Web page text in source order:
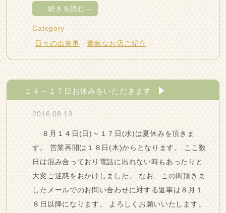
… 続きを読む→
Category
日々の出来事
素敵なお店ご紹介
１４～１７日お休みをいただきます
2016.08.13
８月１４日(日)～１７日(水)は夏休みを頂きま
す。 営業再開は１８日(木)からとなります。 ここ数
日は混み合っており電話に出れない時もあったりと
大変ご迷惑をおかけしました。 なお、この間頂きま
したメールでのお問い合わせに対する返事は８月１
８日以降になります。 よろしくお願いいたします。